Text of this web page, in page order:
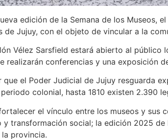
edición de la Semana de los
de Jujuy, con el objeto de vincular a la
Vélez Sarsfield estará abierto al público
realizarán conferencias y una exposición
que el Poder Judicial de Jujuy resguarda
colonial, hasta 1810 existen 2.390
el vínculo entre los museos y sus
y transformación social; la edición 2025
provincia.